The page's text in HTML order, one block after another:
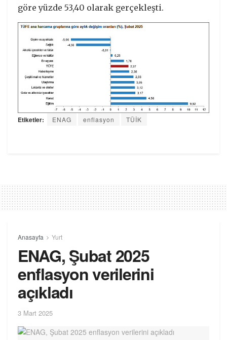
göre yüzde 53,40 olarak gerçekleşti.
Etiketler: ENAG enflasyon TÜİK
Anasayfa Yurt
ENAG, Şubat 2025
enflasyon verilerini
açıkladı
3 Mart 2025